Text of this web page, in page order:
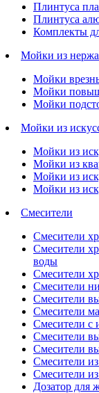
Плинтуса
Плинтуса
Комплекты
Мойки из
Мойки
Мойки
Мойки
Мойки из
Мойки из
Мойки из
Мойки из
Мойки из
Смесители
Смесители
Смесители
воды
Смесители
Смесители
Смесители
Смесители
Смесители с
Смесители
Смесители
Смесители
Смесители
Дозатор для